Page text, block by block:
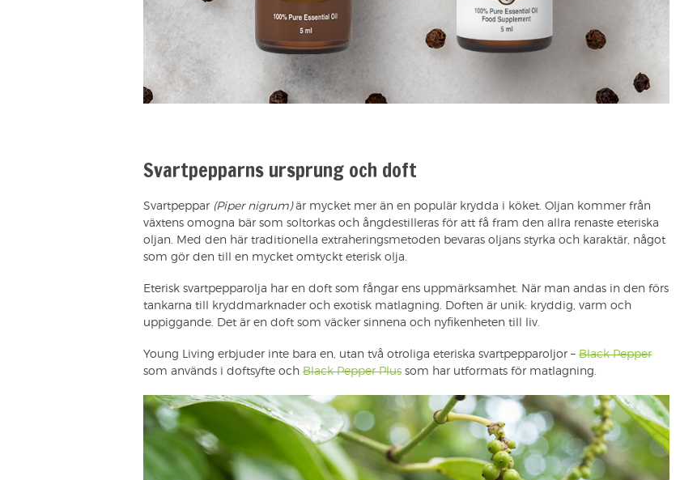
Svartpepparns ursprung och doft
Svartpeppar (Piper nigrum)är mycket mer än en populär krydda i köket. Oljan kommer från
växtens omogna bär som soltorkas och ångdestilleras för att få fram den allra renaste eteriska
oljan. Med den här traditionella extraheringsmetoden bevaras oljans styrka och karaktär, något
som gör den till en mycket omtyckt eterisk olja.
Eterisk svartpepparolja har en doft som fångar ens uppmärksamhet. När man andas in den förs
tankarna till kryddmarknader och exotisk matlagning. Doften är unik: kryddig, varm och
uppiggande. Det är en doft som väcker sinnena och nyfikenheten till liv.
Young Living erbjuder inte bara en, utan två otroliga eteriska svartpepparoljor – Black Pepper
som används i doftsyfte och Black Pepper Plus som har utformats för matlagning.